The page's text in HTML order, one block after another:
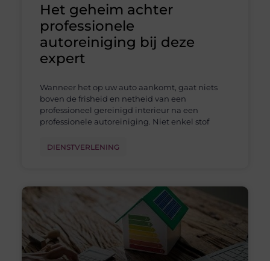
Het geheim achter
professionele
autoreiniging bij deze
expert
Wanneer het op uw auto aankomt, gaat niets
boven de frisheid en netheid van een
professioneel gereinigd interieur na een
professionele autoreiniging. Niet enkel stof
DIENSTVERLENING